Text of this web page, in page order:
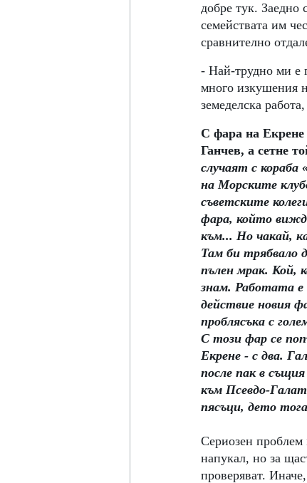
добре тук. Заедно
семействата им
сравнително
- Най-трудно ми е
много изкушения
земеделска
С фара на Екрене
Ганчев, а сетне
случаят с
на Морските
съветските
фара, който
към... Но чакай,
Там би трябвало
пълен мрак. Кой,
знам. Работата е
действие новия
проблясъка с
С този фар се
Екрене - с два.
после пак в
към Псевдо-
пясъци, дето
Сериозен проблем
напукал, но за
проверяват.